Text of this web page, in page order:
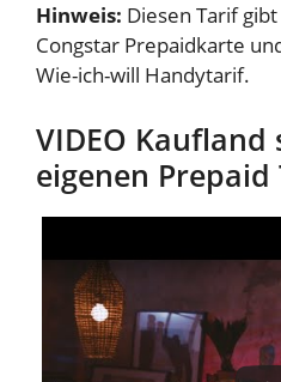
Hinweis: Diesen Tarif
Congstar Prepaidkarte
Wie-ich-will Handytarif.
VIDEO
eigenen